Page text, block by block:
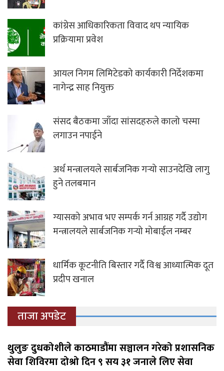
कांग्रेस आधिकारिकता विवाद थप न्यायिक
प्रक्रियामा प्रवेश
आयल निगम लिमिटेडको कार्यकारी निर्देशकमा
नागेन्द्र साह नियुक्त
संसद बैठकमा जाँदा सांसदहरुले कालो चस्मा
लगाउन नपाईने
अर्थ मन्त्रालयले सार्बजनिक गर्‍यो साउनदेखि लागु
हुने तलबमान
ग्यासको अभाव भए सम्पर्क गर्न आग्रह गर्दै उद्योग
मन्त्रालयले सार्बजनिक गर्‍यो मोबाईल नम्बर
धार्मिक कूटनीति बिस्तार गर्दै विश्व आध्यात्मिक दूत
प्रदीप खनाल
ताजा अपडेट
थुलुङ दुधकोशीले काठमाडौंमा सञ्चालन गरेको प्रशासनिक
सेवा शिविरमा दोश्रो दिन ९ सय ३१ जनाले लिए सेवा